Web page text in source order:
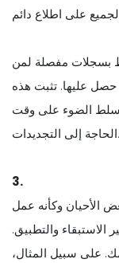
بسجلات مفصلة لمن
حصل عليها. تثبت هذه
الضوء على وقت
الحاجة إلى التجديدات.
3.
الأحيان وكأنه عمل
والتطبيق.
على سبيل المثال،